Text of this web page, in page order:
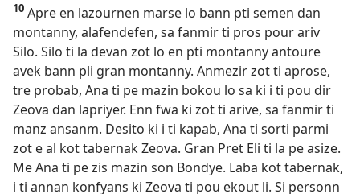
10 Apre en lazournen marse lo bann pti semen dan
montanny, alafendefen, sa fanmir ti pros pour ariv
Silo. Silo ti la devan zot lo en pti montanny antoure
avek bann pli gran montanny. Anmezir zot ti aprose,
tre probab, Ana ti pe mazin bokou lo sa ki i ti pou dir
Zeova dan lapriyer. Enn fwa ki zot ti arive, sa fanmir ti
manz ansanm. Desito ki i ti kapab, Ana ti sorti parmi
zot e al kot tabernak Zeova. Gran Pret Eli ti la pe asize.
Me Ana ti pe zis mazin son Bondye. Laba kot tabernak,
i ti annan konfyans ki Zeova ti pou ekout li. Si personn